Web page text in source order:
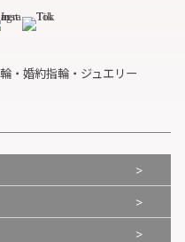
・婚約指輪・ジュエリー
>
>
>